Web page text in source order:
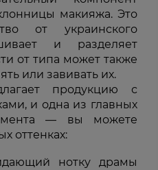
макияжа. Это
от украинского
и разделяет
от типа может также
или завивать их.
продукцию с
и одна из главных
— вы можете
оттенках:
нотку драмы